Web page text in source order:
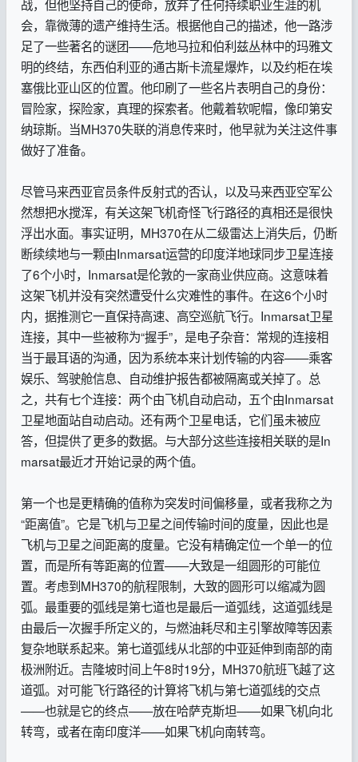
战，但他坚持自己的使命，放弃了任何持续职业生涯的机
会，靠微薄的遗产维持生活。根据他自己的描述，他一路涉
足了一些著名的谜团——危地马拉和伯利兹丛林中的玛雅文
明的终结，东西伯利亚的通古斯卡流星爆炸，以及约柜在埃
塞俄比亚山区的位置。他印刷了一些名片表明自己的身份：
冒险家，探险家，真理的探索者。他戴着软呢帽，像印第安
纳琼斯。当MH370失联的消息传来时，他早就为关注这件事
做好了准备。
尽管马来西亚官员条件反射式的否认，以及马来西亚空军公
然想把水搅浑，有关这架飞机奇怪飞行路径的真相还是很快
浮出水面。事实证明，MH370在从二级雷达上消失后，仍断
断续续地与一颗由Inmarsat运营的印度洋地球同步卫星连接
了6个小时，Inmarsat是伦敦的一家商业供应商。这意味着
这架飞机并没有突然遭受什么灾难性的事件。在这6个小时
内，据推测它一直保持高速、高空巡航飞行。Inmarsat卫星
连接，其中一些被称为“握手”，是电子杂音：常规的连接相
当于最耳语的沟通，因为系统本来计划传输的内容——乘客
娱乐、驾驶舱信息、自动维护报告都被隔离或关掉了。总
之，共有七个连接：两个由飞机自动启动，五个由Inmarsat
卫星地面站自动启动。还有两个卫星电话，它们虽未被应
答，但提供了更多的数据。与大部分这些连接相关联的是In
marsat最近才开始记录的两个值。
第一个也是更精确的值称为突发时间偏移量，或者我称之为
“距离值”。它是飞机与卫星之间传输时间的度量，因此也是
飞机与卫星之间距离的度量。它没有精确定位一个单一的位
置，而是所有等距离的位置——大致是一组圆形的可能位
置。考虑到MH370的航程限制，大致的圆形可以缩减为圆
弧。最重要的弧线是第七道也是最后一道弧线，这道弧线是
由最后一次握手所定义的，与燃油耗尽和主引擎故障等因素
复杂地联系起来。第七道弧线从北部的中亚延伸到南部的南
极洲附近。吉隆坡时间上午8时19分，MH370航班飞越了这
道弧。对可能飞行路径的计算将飞机与第七道弧线的交点
——也就是它的终点——放在哈萨克斯坦——如果飞机向北
转弯，或者在南印度洋——如果飞机向南转弯。